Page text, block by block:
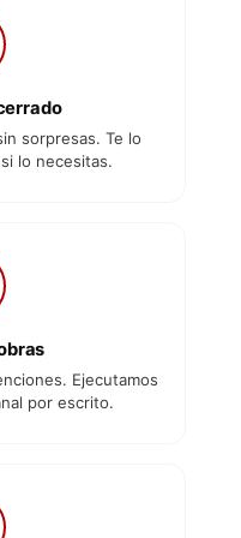
sorpresas. Te lo
lo necesitas.
Ejecutamos
por escrito.